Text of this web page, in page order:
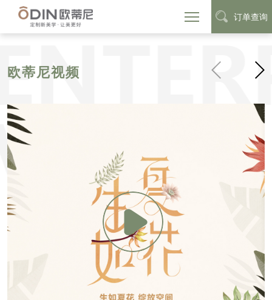
订单查询
首页>定制动态>企业视频
欧蒂尼视频